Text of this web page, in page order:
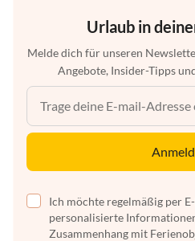
Urlaub in
Melde dich für unseren
Angebote, Insider-Tipps
Ich möchte regelmäßig per
personalisierte
Zusammenhang mit